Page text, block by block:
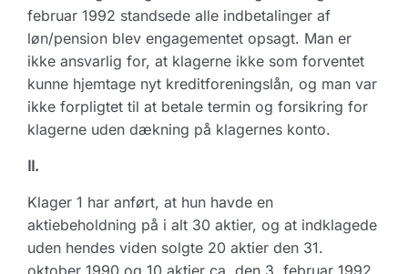
februar 1992 standsede alle indbetalinger af
løn/pension blev engagementet opsagt. Man er
ikke ansvarlig for, at klagerne ikke som forventet
kunne hjemtage nyt kreditforeningslån, og man var
ikke forpligtet til at betale termin og forsikring for
klagerne uden dækning på klagernes konto.
II.
Klager 1 har anført, at hun havde en
aktiebeholdning på i alt 30 aktier, og at indklagede
uden hendes viden solgte 20 aktier den 31.
oktober 1990 og 10 aktier ca. den 3. februar 1992.